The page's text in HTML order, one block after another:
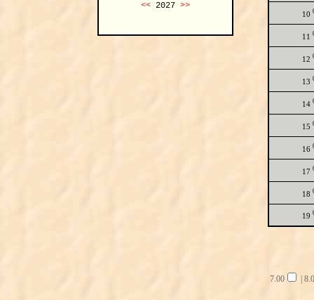
<<2027 >>
10
11
12
13
14
15
16
17
18
19
7.00